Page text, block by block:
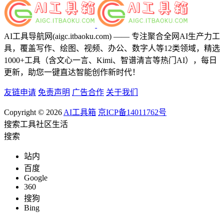
AI工具导航网(aigc.itbaoku.com) —— 专注聚合全网AI生产力工
具，覆盖写作、绘图、视频、办公、数字人等12类领域，精选
1000+工具（含文心一言、Kimi、智谱清言等热门AI），每日
更新，助您一键直达智能创作新时代！
友链申请 免责声明 广告合作 关于我们
Copyright © 2026 AI工具箱 京ICP备14011762号
搜索工具社区生活
搜索
站内
百度
Google
360
搜狗
Bing